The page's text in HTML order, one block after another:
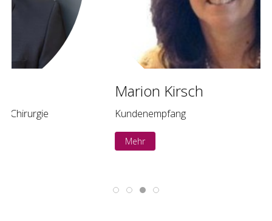
Kundenempfang